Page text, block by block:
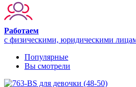
Работаем
с физическими, юридическими
Популярные
Вы смотрели